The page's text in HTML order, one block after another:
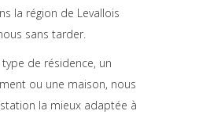
la région de Levallois
sans tarder.
de résidence, un
ou une maison, nous
la mieux adaptée à